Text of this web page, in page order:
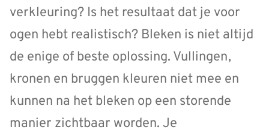
verkleuring? Is het resultaat dat je voor
ogen hebt realistisch? Bleken is niet altijd
de enige of beste oplossing. Vullingen,
kronen en bruggen kleuren niet mee en
kunnen na het bleken op een storende
manier zichtbaar worden. Je